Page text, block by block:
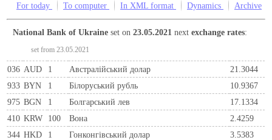
For today To computer In XML format Dynamics Archive
National Bank of Ukraine set on23.05.2021 nextexchange rates:
set from 23.05.2021
036 AUD 1 Австралійський долар
21.3044
933 BYN 1 Бiлоруський рубль
10.9367
975 BGN 1 Болгарський лев
17.1334
410 KRW 100 Вона
2.4259
344 HKD 1 Гонконгівський долар
3.5383